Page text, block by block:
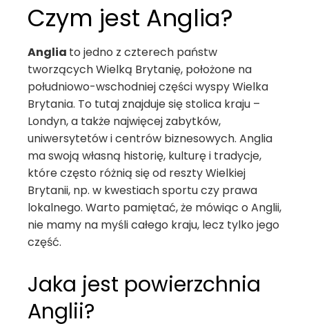
Czym jest Anglia?
Anglia to jedno z czterech państw
tworzących Wielką Brytanię, położone na
południowo-wschodniej części wyspy Wielka
Brytania. To tutaj znajduje się stolica kraju –
Londyn, a także najwięcej zabytków,
uniwersytetów i centrów biznesowych. Anglia
ma swoją własną historię, kulturę i tradycje,
które często różnią się od reszty Wielkiej
Brytanii, np. w kwestiach sportu czy prawa
lokalnego. Warto pamiętać, że mówiąc o Anglii,
nie mamy na myśli całego kraju, lecz tylko jego
część.
Jaka jest powierzchnia
Anglii?